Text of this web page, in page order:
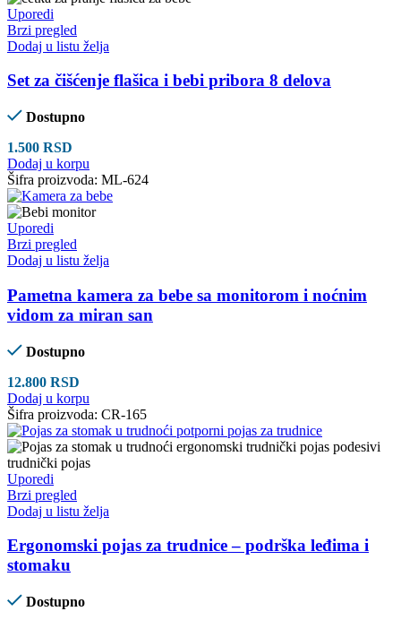
Uporedi
Brzi pregled
Dodaj u listu želja
Set za čišćenje flašica i bebi pribora 8 delova
Dostupno
1.500 RSD
Dodaj u korpu
Šifra proizvoda: ML-624
Uporedi
Brzi pregled
Dodaj u listu želja
Pametna kamera za bebe sa monitorom i noćnim
vidom za miran san
Dostupno
12.800 RSD
Dodaj u korpu
Šifra proizvoda: CR-165
Uporedi
Brzi pregled
Dodaj u listu želja
Ergonomski pojas za trudnice – podrška leđima i
stomaku
Dostupno